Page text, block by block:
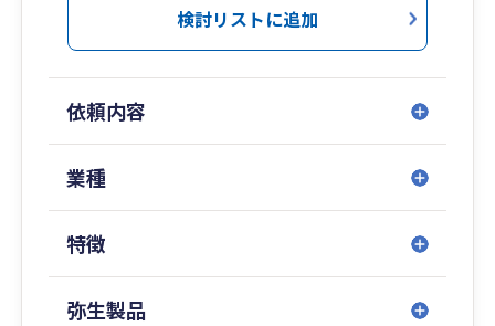
検討リストに追加
依頼内容
業種
特徴
弥生製品